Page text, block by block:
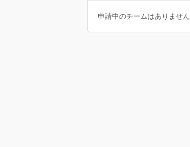
申請中のチームはありません